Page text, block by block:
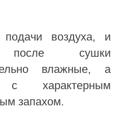
подачи воздуха, и
сушки
влажные, а
с характерным
запахом.